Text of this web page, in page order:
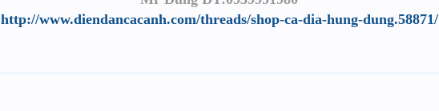
http://www.diendancacanh.com/threads/shop-ca-dia-hung-dung.58871/